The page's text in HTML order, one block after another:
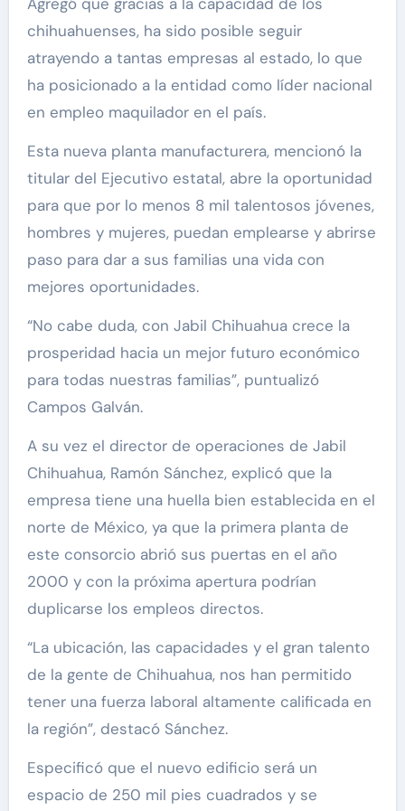
chihuahuenses, ha sido posible seguir
atrayendo a tantas empresas al estado, lo que
ha posicionado a la entidad como líder nacional
en empleo maquilador en el país.
Esta nueva planta manufacturera, mencionó la
titular del Ejecutivo estatal, abre la oportunidad
para que por lo menos 8 mil talentosos jóvenes,
hombres y mujeres, puedan emplearse y abrirse
paso para dar a sus familias una vida con
mejores oportunidades.
“No cabe duda, con Jabil Chihuahua crece la
prosperidad hacia un mejor futuro económico
para todas nuestras familias”, puntualizó
Campos Galván.
A su vez el director de operaciones de Jabil
Chihuahua, Ramón Sánchez, explicó que la
empresa tiene una huella bien establecida en el
norte de México, ya que la primera planta de
este consorcio abrió sus puertas en el año
2000 y con la próxima apertura podrían
duplicarse los empleos directos.
“La ubicación, las capacidades y el gran talento
de la gente de Chihuahua, nos han permitido
tener una fuerza laboral altamente calificada en
la región”, destacó Sánchez.
Especificó que el nuevo edificio será un
espacio de 250 mil pies cuadrados y se